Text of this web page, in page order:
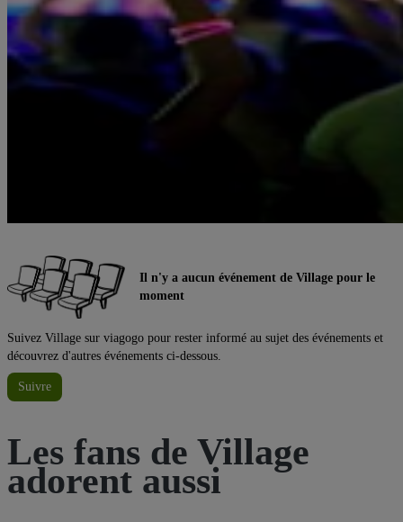
Il n'y a aucun événement de Village pour le
moment
Suivez Village sur viagogo pour rester informé au sujet des événements et
découvrez d'autres événements ci-dessous.
Suivre
Les fans de Village
adorent aussi